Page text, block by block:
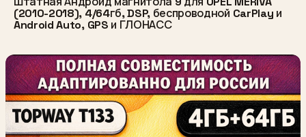
(2010-2018), 4/64гб, DSP, беспроводной CarPlay и
Android Auto, GPS и ГЛОНАСС